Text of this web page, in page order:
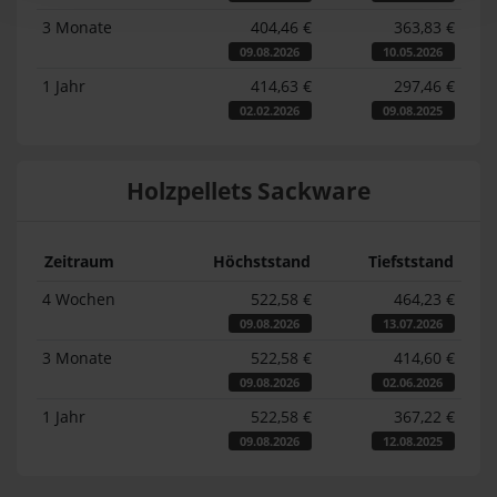
3 Monate 404,46 €
09.08.2026
363,83 €
10.05.2026
1 Jahr 414,63 €
02.02.2026
297,46 €
09.08.2025
Holzpellets Sackware
Zeitraum Höchststand
Tiefststand
4 Wochen
522,58 €
09.08.2026
464,23 €
13.07.2026
3 Monate 522,58 €
09.08.2026
414,60 €
02.06.2026
1 Jahr 522,58 €
09.08.2026
367,22 €
12.08.2025